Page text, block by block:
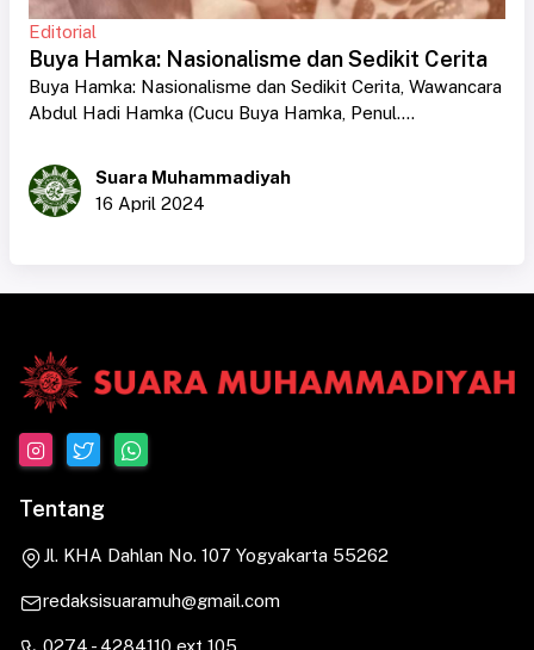
Editorial
Buya Hamka: Nasionalisme dan Sedikit Cerita
Buya Hamka: Nasionalisme dan Sedikit Cerita, Wawancara
Abdul Hadi Hamka (Cucu Buya Hamka, Penul....
Suara Muhammadiyah
16 April 2024
Tentang
Jl. KHA Dahlan No. 107 Yogyakarta 55262
redaksisuaramuh@gmail.com
0274 - 4284110 ext 105